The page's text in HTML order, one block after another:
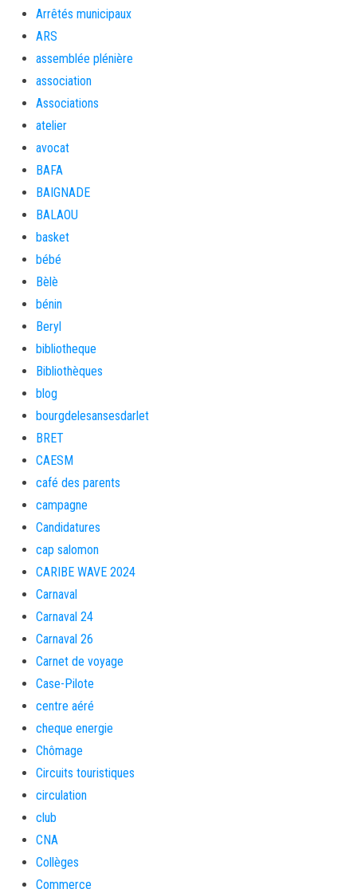
Arrêtés municipaux
ARS
assemblée plénière
association
Associations
atelier
avocat
BAFA
BAIGNADE
BALAOU
basket
bébé
Bèlè
bénin
Beryl
bibliotheque
Bibliothèques
blog
bourgdelesansesdarlet
BRET
CAESM
café des parents
campagne
Candidatures
cap salomon
CARIBE WAVE 2024
Carnaval
Carnaval 24
Carnaval 26
Carnet de voyage
Case-Pilote
centre aéré
cheque energie
Chômage
Circuits touristiques
circulation
club
CNA
Collèges
Commerce